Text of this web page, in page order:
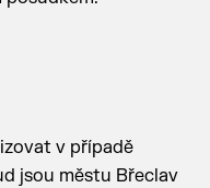
v případě
jsou městu Břeclav